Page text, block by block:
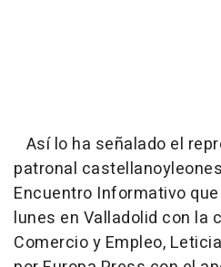
Así lo ha señalado el
patronal
Encuentro Informativo
lunes en Valladolid con la
Comercio y Empleo,